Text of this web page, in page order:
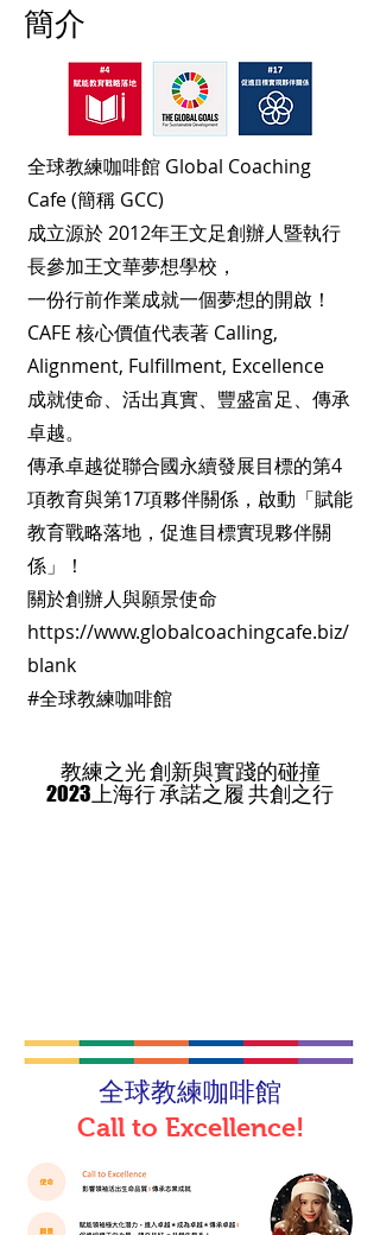
簡介
全球教練咖啡館 Global Coaching
Cafe (簡稱 GCC)
成立源於 2012年王文足創辦人暨執行
長參加王文華夢想學校，
一份行前作業成就一個夢想的開啟！
​CAFE 核心價值代表著 Calling,
Alignment, Fulfillment, Excellence
成就使命、活出真實、豐盛富足、傳承
卓越。
傳承卓越從聯合國永續發展目標的第4
項教育與第17項夥伴關係 ， 啟動「賦能
教育戰略落地，促進目標實現夥伴關
係」！
關於創辦人與願景使命
https://www.globalcoachingcafe.biz/
blank
​#全球教練咖啡館
教練之光 創新與實踐的碰撞
​2023上海行 承諾之履 共創之行
全球教練咖啡館
Call to Excellence!